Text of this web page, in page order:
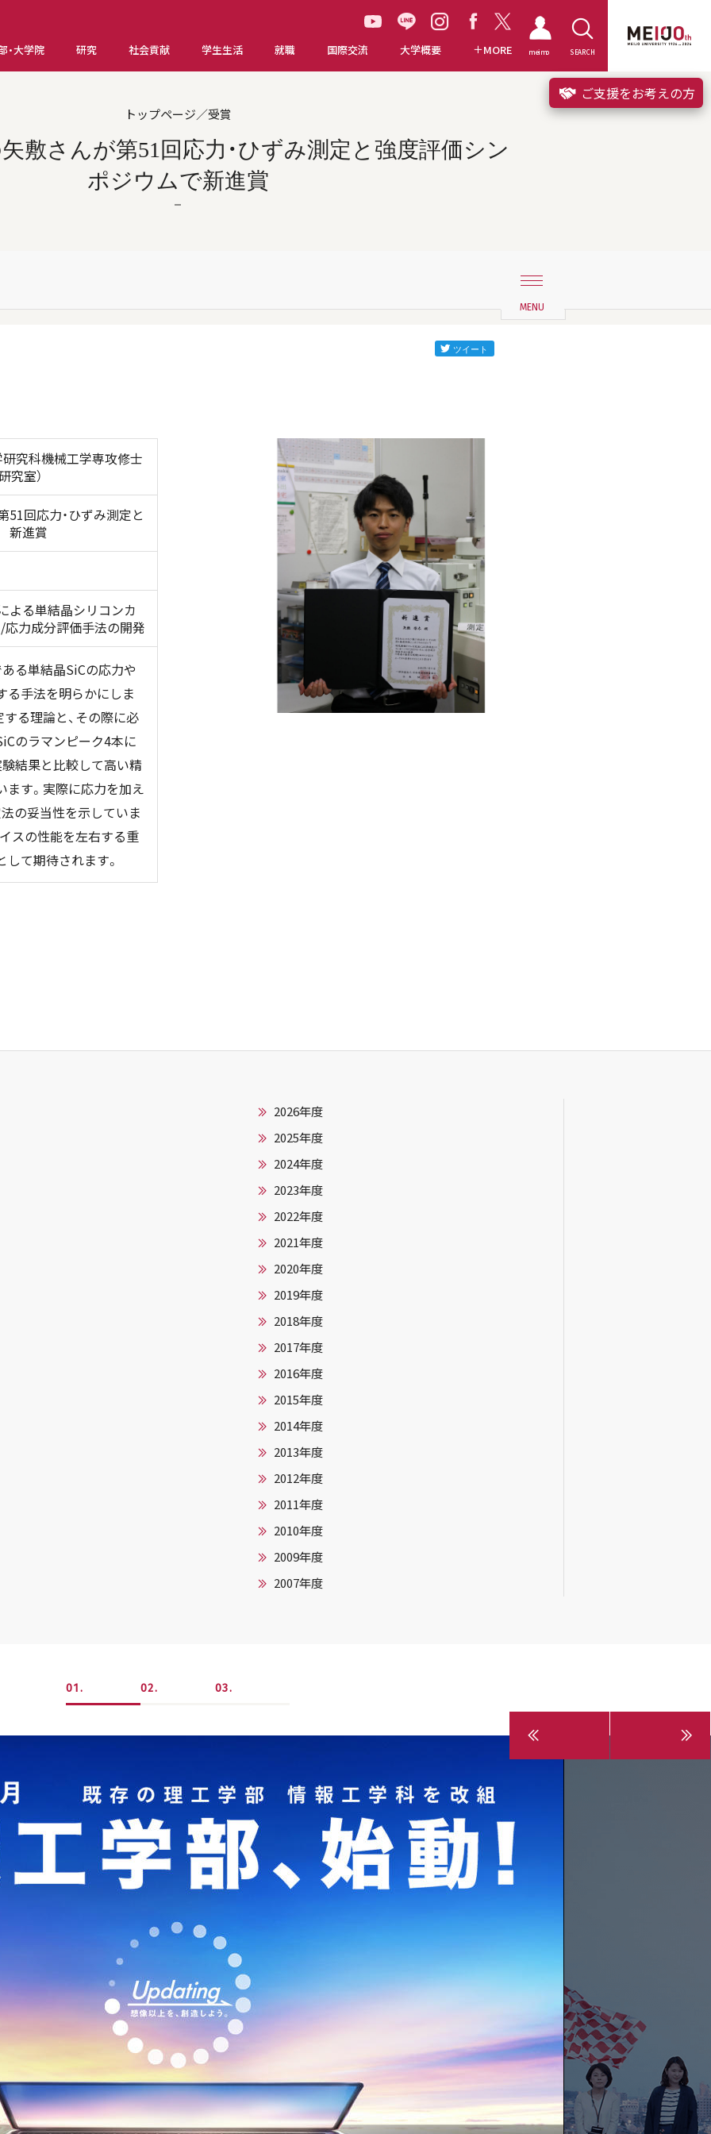
・大学院 研究 社会貢献 学生生活 就職 国際交流 大学概要 MORE meimo SEARCH
ご支援をお考えの方
トップページ／受賞
敷さんが第51回応力・ひずみ測定と強度評価シン
ポジウムで新進賞
究科機械工学専攻修士
究室）
51回応力・ひずみ測定と
新進賞
よる単結晶シリコンカ
/応力成分評価手法の開発
る単結晶SiCの応力や
る手法を明らかにしま
る理論と、その際に必
のラマンピーク4本に
結果と比較して高い精
す。実際に応力を加え
の妥当性を示していま
スの性能を左右する重
て期待されます。
2026年度
2025年度
2024年度
2023年度
2022年度
2021年度
2020年度
2019年度
2018年度
2017年度
2016年度
2015年度
2014年度
2013年度
2012年度
2011年度
2010年度
2009年度
2007年度
1 2 3